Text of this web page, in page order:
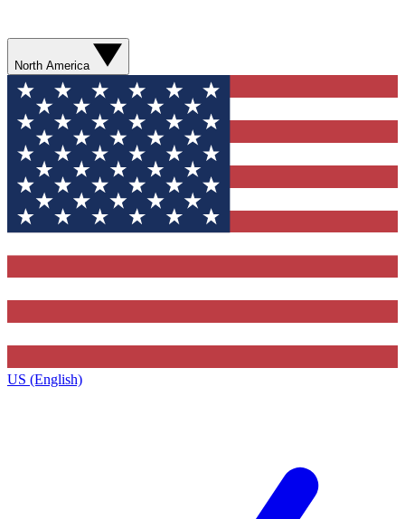
North America
US (English)